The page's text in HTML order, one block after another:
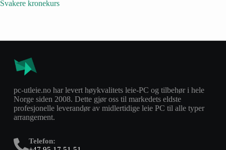
Svakere kronekurs
pc-utleie.no har levert høykvalitets leie-PC og tilbehør i hele
Norge siden 2008. Dette gjør oss til markedets eldste
profesjonelle leverandør av midlertidige leie PC til alle typer
arrangement.
Telefon: